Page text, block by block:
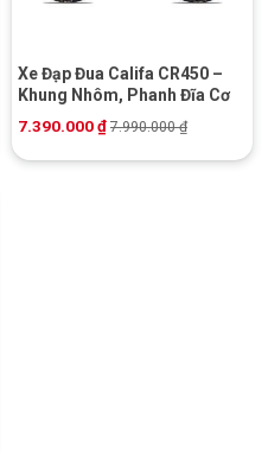
Xe Đạp Đua Califa CR450 –
Khung Nhôm, Phanh Đĩa Cơ
7.390.000₫ 7.990.000₫